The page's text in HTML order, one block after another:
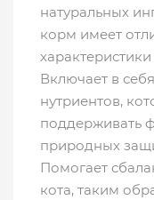
натуральных
корм имеет
Включает в
нутриентов,
поддерживать
природных
Помогает
кота, таким